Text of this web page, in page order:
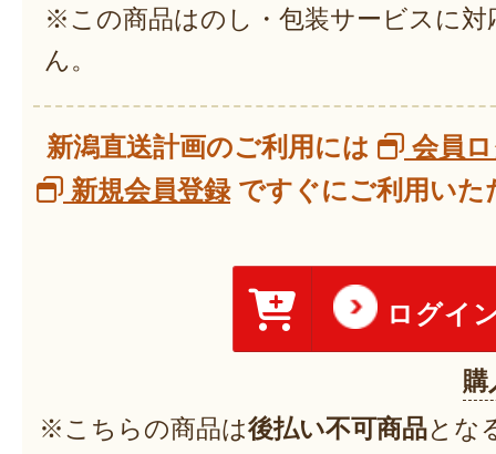
※この商品はのし・包装サービスに対
ん。
新潟直送計画のご利用には
会員
新規会員登録ですぐにご利用いた
ログイ
購
※こちらの商品は後払い不可商品とな